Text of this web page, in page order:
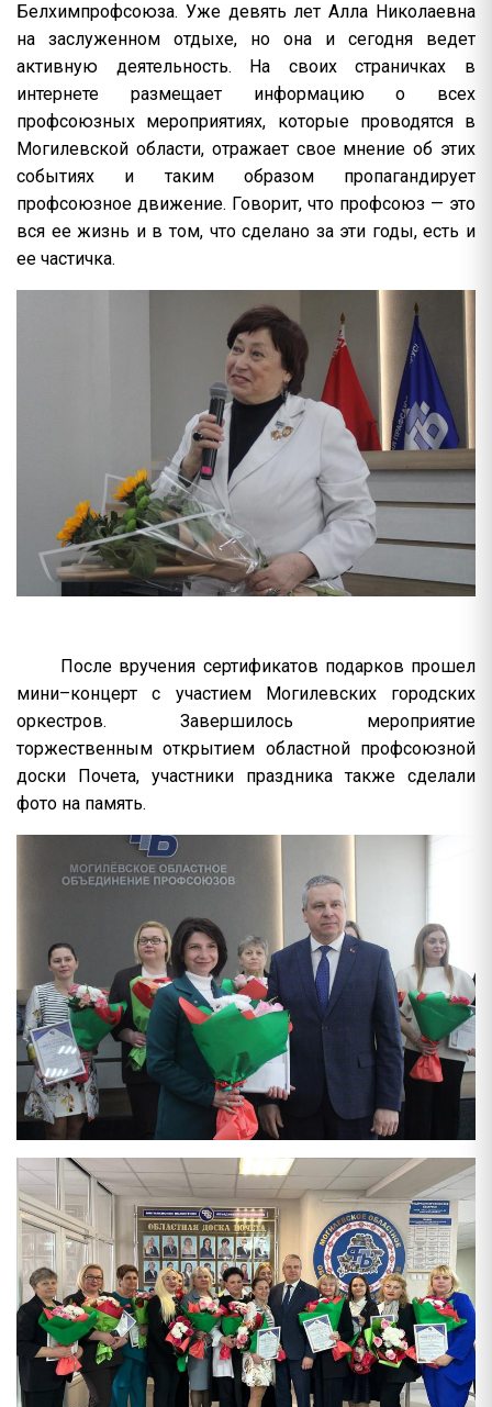
Белхимпрофсоюза. Уже девять лет Алла Николаевна
на заслуженном отдыхе, но она и сегодня ведет
активную деятельность. На своих страничках в
интернете размещает информацию о всех
профсоюзных мероприятиях, которые проводятся в
Могилевской области, отражает свое мнение об этих
событиях и таким образом пропагандирует
профсоюзное движение. Говорит, что профсоюз — это
вся ее жизнь и в том, что сделано за эти годы, есть и
ее частичка.
После вручения сертификатов подарков прошел
мини–концерт с участием Могилевских городских
оркестров. Завершилось мероприятие
торжественным открытием областной профсоюзной
доски Почета, участники праздника также сделали
фото на память.